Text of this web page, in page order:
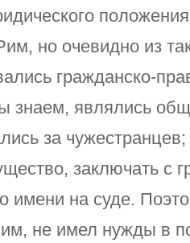
но очевидно из
гражданско-
знаем, являлись
за
заключать с
имени на суде.
не имел нужды в